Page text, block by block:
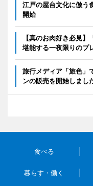
江戸の屋台文化に倣う
開始
【真のお肉好き必見
堪能する一夜限りのプ
旅行メディア「旅色」
ンの販売を開始しまし
食べる
暮らす・働く